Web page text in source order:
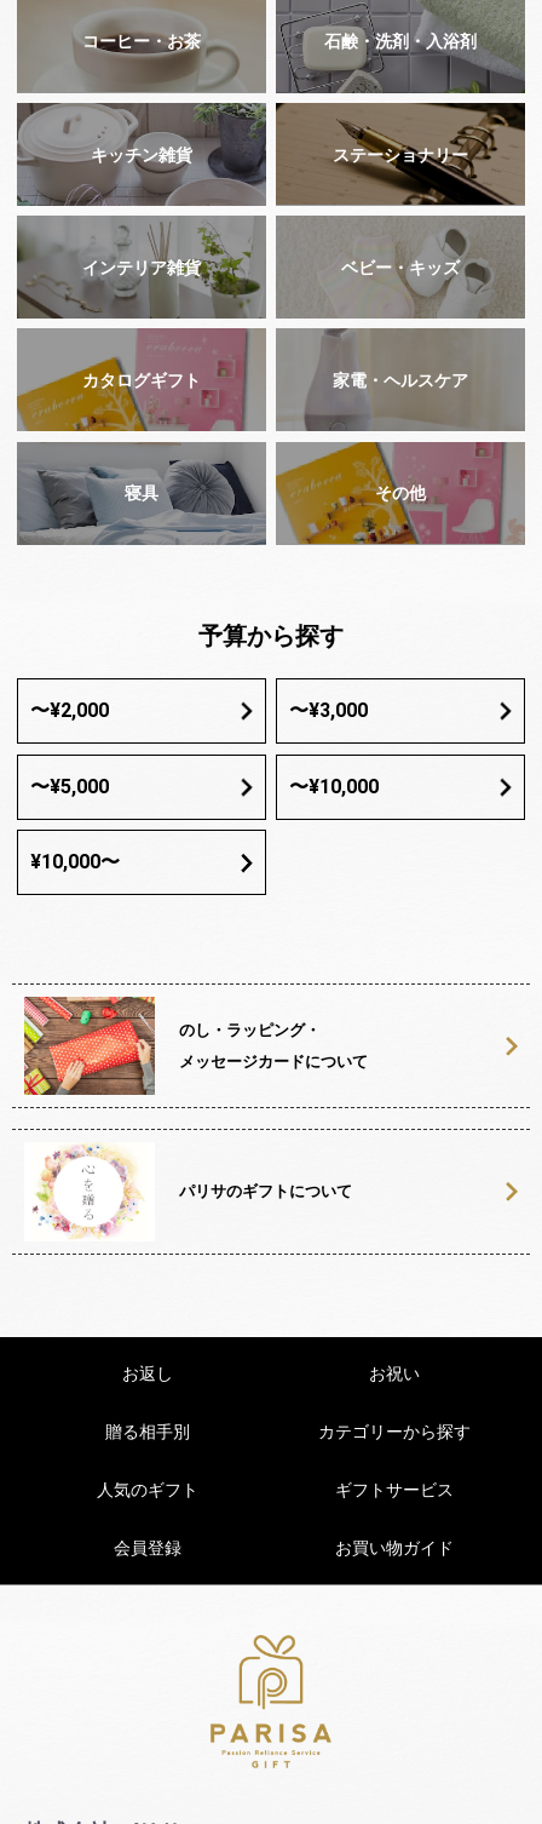
コーヒー・お茶 石鹸・洗剤・入浴剤
キッチン雑貨 ステーショナリー
インテリア雑貨 ベビー・キッズ
カタログギフト 家電・ヘルスケア
寝具 その他
予算から探す
〜¥2,000 〜¥3,000
〜¥5,000 〜¥10,000
¥10,000〜
のし・ラッピング・
メッセージカードについて
パリサのギフトについて
お返し お祝い
贈る相手別 カテゴリーから探す
人気のギフト ギフトサービス
会員登録 お買い物ガイド